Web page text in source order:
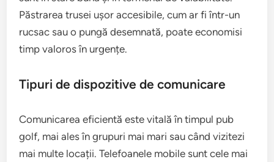
Păstrarea trusei ușor accesibile, cum ar fi într-un
rucsac sau o pungă desemnată, poate economisi
timp valoros în urgențe.
Tipuri de dispozitive de comunicare
Comunicarea eficientă este vitală în timpul pub
golf, mai ales în grupuri mai mari sau când vizitezi
mai multe locații. Telefoanele mobile sunt cele mai